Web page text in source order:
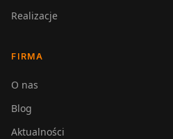
Realizacje
FIRMA
O nas
Blog
Aktualności